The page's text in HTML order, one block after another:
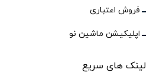
فروش اعتباری
اپلیکیشن ماشین نو
لینک های سریع